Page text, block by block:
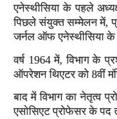
एनेस्थीसिया के पहले
पिछले संयुक्त सम्मेलन में,
जर्नल ऑफ एनेस्थीसिया के
वर्ष 1964 में, विभाग के
ऑपरेशन थिएटर को 8वीं
बाद में विभाग का नेतृत्व
एसोसिएट प्रोफेसर के पद